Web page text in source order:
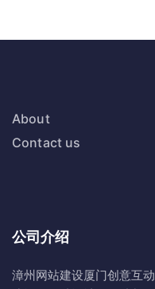
About
Contact us
公司介绍
漳州网站建设厦门创意互动